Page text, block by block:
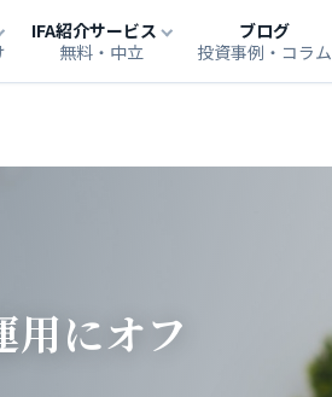
IFA紹介サービス
無料・中立
ブログ
投資事例・コラム
にオフ